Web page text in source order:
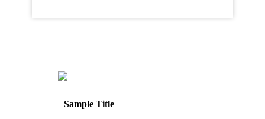
Sample Title